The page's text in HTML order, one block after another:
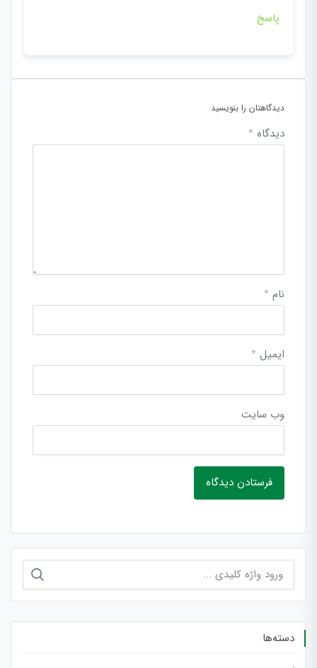
پاسخ
دیدگاهتان را بنویسید
دیدگاه *
نام *
ایمیل *
وب‌ سایت
برای:
دسته‌ها